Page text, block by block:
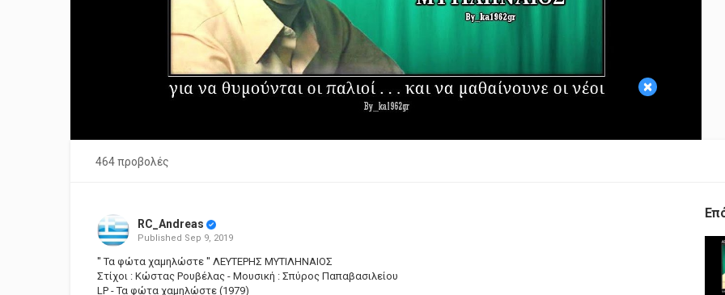
×
Video
464 προβολές
RC_Andreas
Published Sep 9, 2019
'' Τα φώτα χαμηλώστε '' ΛΕΥΤΕΡΗΣ ΜΥΤΙΛΗΝΑΙΟΣ
Στίχοι : Κώστας Ρουβέλας - Μουσική : Σπύρος Παπαβασιλείου
LP - Τα φώτα χαμηλώστε (1979)